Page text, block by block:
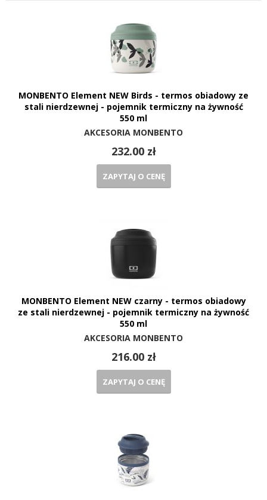
MONBENTO Element NEW Birds - termos obiadowy ze
stali nierdzewnej - pojemnik termiczny na żywność
550 ml
AKCESORIA MONBENTO
232.00 zł
ZAPYTAJ O CENĘ
MONBENTO Element NEW czarny - termos obiadowy
ze stali nierdzewnej - pojemnik termiczny na żywność
550 ml
AKCESORIA MONBENTO
216.00 zł
ZAPYTAJ O CENĘ